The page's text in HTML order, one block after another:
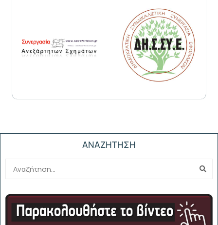
ΑΝΑΖΗΤΗΣΗ